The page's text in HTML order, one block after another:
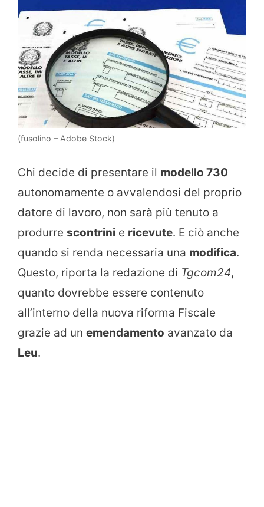
(fusolino – Adobe Stock)
Chi decide di presentare il modello 730
autonomamente o avvalendosi del proprio
datore di lavoro, non sarà più tenuto a
produrre scontrini e ricevute. E ciò anche
quando si renda necessaria una modifica.
Questo, riporta la redazione di Tgcom24,
quanto dovrebbe essere contenuto
all’interno della nuova riforma Fiscale
grazie ad un emendamento avanzato da
Leu.